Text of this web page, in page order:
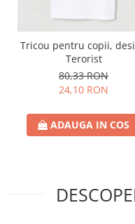
Tricou pentru copii,
Terorist
80,33 RON
24,10 RON
ADAUGA IN COS